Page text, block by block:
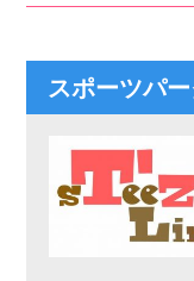
スポーツパ